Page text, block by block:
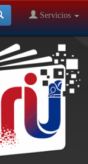
Servicios